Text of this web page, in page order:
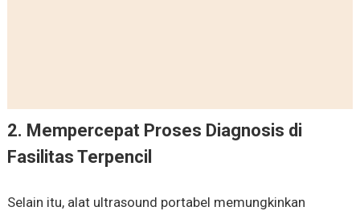
2. Mempercepat Proses Diagnosis di
Fasilitas Terpencil
Selain itu, alat ultrasound portabel memungkinkan